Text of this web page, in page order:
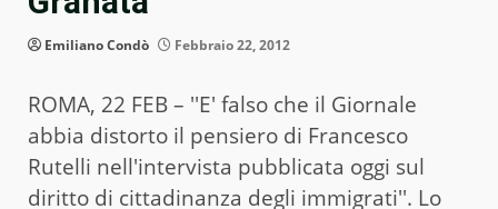
Emiliano Condò Febbraio 22, 2012
ROMA, 22 FEB – ''E' falso che il Giornale
abbia distorto il pensiero di Francesco
Rutelli nell'intervista pubblicata oggi sul
diritto di cittadinanza degli immigrati''. Lo